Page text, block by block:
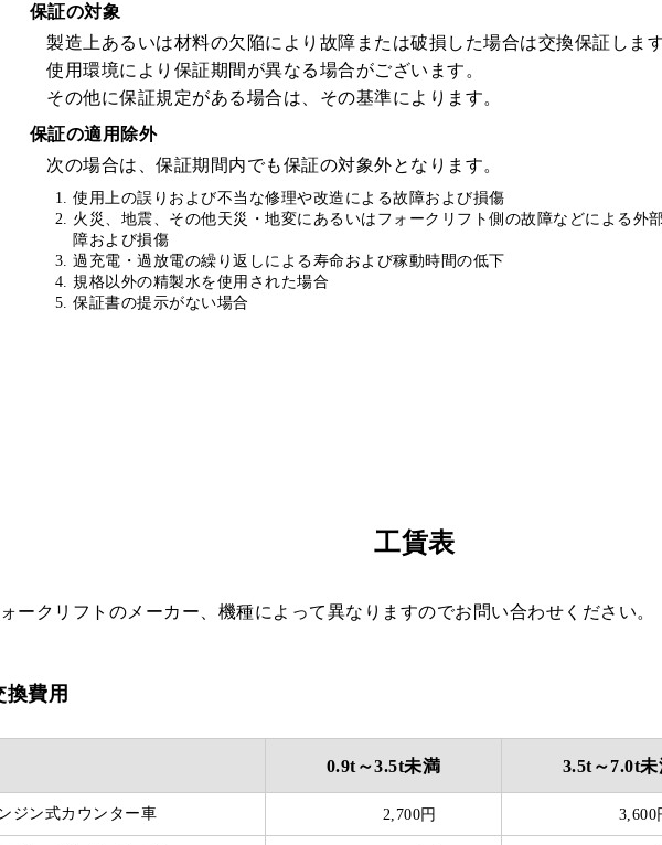
保証の対象
製造上あるいは材料の欠陥により故障または破損した場合は交換保証します
使用環境により保証期間が異なる場合がございます。
その他に保証規定がある場合は、その基準によります。
保証の適用除外
次の場合は、保証期間内でも保証の対象外となります。
使用上の誤りおよび不当な修理や改造による故障および損傷
火災、地震、その他天災・地変にあるいはフォークリフト側の故障などによる外
障および損傷
過充電・過放電の繰り返しによる寿命および稼動時間の低下
規格以外の精製水を使用された場合
保証書の提示がない場合
工賃表
ークリフトのメーカー、機種によって異なりますのでお問い合わせください。
換費用
0.9t～3.5t未満 3.5t～7.0t未
ジン式カウンター車 2,700円 3,600